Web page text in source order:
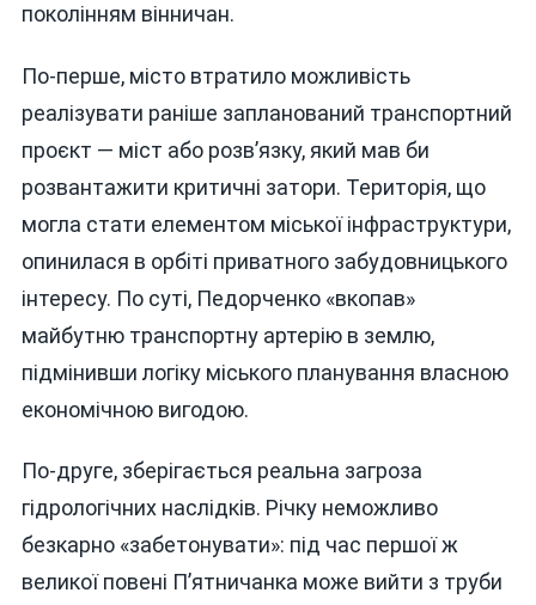
поколінням вінничан.
По-перше, місто втратило можливість
реалізувати раніше запланований транспортний
проєкт — міст або розв’язку, який мав би
розвантажити критичні затори. Територія, що
могла стати елементом міської інфраструктури,
опинилася в орбіті приватного забудовницького
інтересу. По суті, Педорченко «вкопав»
майбутню транспортну артерію в землю,
підмінивши логіку міського планування власною
економічною вигодою.
По-друге, зберігається реальна загроза
гідрологічних наслідків. Річку неможливо
безкарно «забетонувати»: під час першої ж
великої повені П’ятничанка може вийти з труби